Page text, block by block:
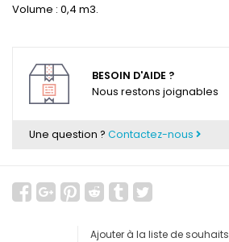
Volume : 0,4 m3.
BESOIN D'AIDE ?
Nous restons joignables
Une question ? Contactez-nous
Ajouter à la liste de souhaits